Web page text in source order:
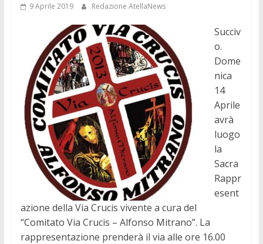
9 Aprile 2019 Redazione AtellaNews
Succiv
o.
Dome
nica
14
Aprile
avrà
luogo
la
Sacra
Rappr
esent
azione della Via Crucis vivente a cura del
“Comitato Via Crucis – Alfonso Mitrano”. La
rappresentazione prenderà il via alle ore 16.00